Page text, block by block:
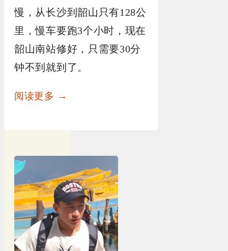
慢，从长沙到韶山只有128公
里，慢车要跑3个小时，现在
韶山南站修好，只需要30分
钟不到就到了。
阅读更多 →